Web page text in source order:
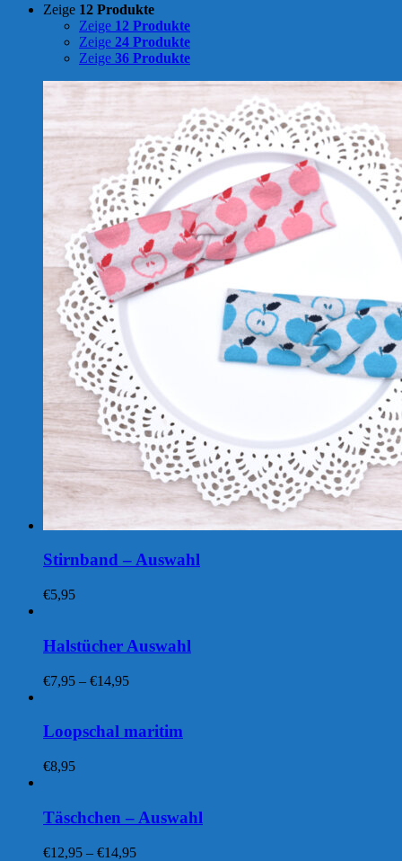
Zeige 12 Produkte
Zeige 12 Produkte
Zeige 24 Produkte
Zeige 36 Produkte
Stirnband – Auswahl
€5,95
Halstücher Auswahl
€7,95 – €14,95Preisspanne:
€14,95
Loopschal maritim
€8,95
Täschchen – Auswahl
€12,95 – €14,95Preisspanne: